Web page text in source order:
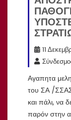
11
Αγαπητα
του ΣΑ /
και πάλι, να
παρόν στην